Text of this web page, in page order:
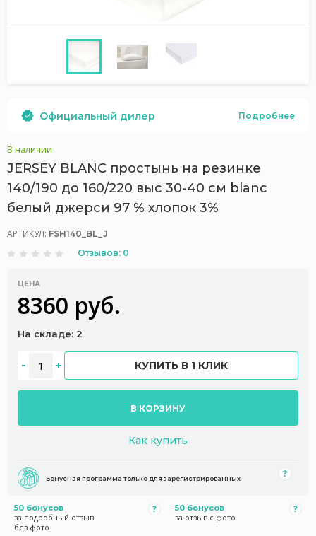
Официальный дилер Подробнее
В наличии
JERSEY BLANC простынь на резинке
140/190 до 160/220 выс 30-40 см blanc
белый джерси 97 % хлопок 3%
АРТИКУЛ: FSH140_BL_J
Отзывов: 0
ЦЕНА
8360 руб.
На складе: 2
КУПИТЬ В 1 КЛИК
В КОРЗИНУ
Как купить
Бонусная программа только для зарегистрированных
50 бонусов
за подробный отзыв
без фото
50 бонусов
за отзыв с фото